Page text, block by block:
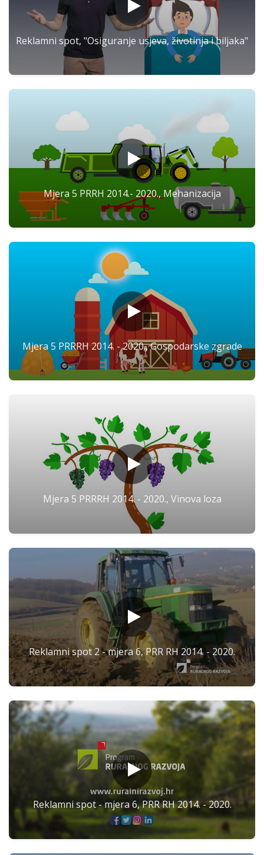
Reklamni spot, "Osiguranje usjeva, životinja i biljaka"
Mjera 5 PRRH 2014.- 2020., Mehanizacija
Mjera 5 PRRRH 2014. - 2020., Gospodarske zgrade
Mjera 5 PRRRH 2014. - 2020., Vinova loza
Reklamni spot 2 - mjera 6, PRR RH 2014. - 2020.
Reklamni spot - mjera 6, PRR RH 2014. - 2020.